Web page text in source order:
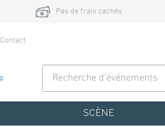
Pas de frais cachés
Contact
SCÈNE